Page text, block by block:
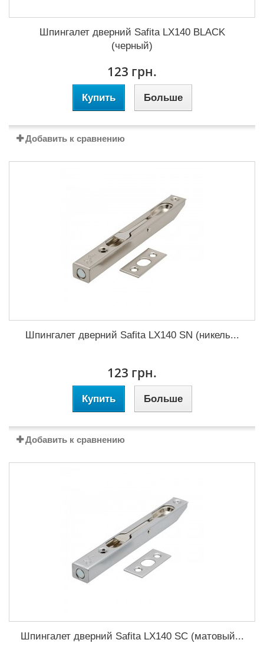
Шпингалет дверний Safita LX140 BLACK
(черный)
123 грн.
Купить Больше
Добавить к сравнению
Шпингалет дверний Safita LX140 SN (никель...
123 грн.
Купить Больше
Добавить к сравнению
Шпингалет дверний Safita LX140 SC (матовый...